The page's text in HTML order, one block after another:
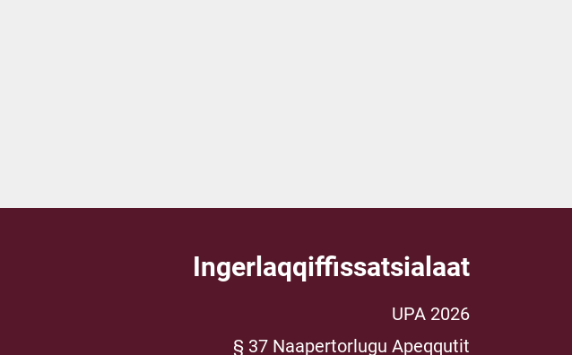
Ingerlaqqiffissatsialaat
UPA 2026
§ 37 Naapertorlugu Apeqqutit